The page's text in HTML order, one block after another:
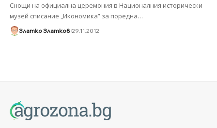
Снощи на официална церемония в Националния исторически
музей списание „Икономика” за поредна…
Златко Златков 29.11.2012